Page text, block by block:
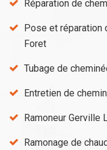
Réparation de
Pose et réparation
Foret
Tubage de
Entretien de
Ramoneur Gerville
Ramonage de